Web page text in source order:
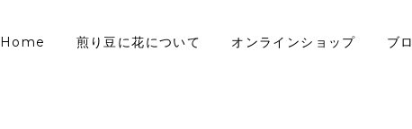
Home 煎り豆に花について オンラインショップ ブ